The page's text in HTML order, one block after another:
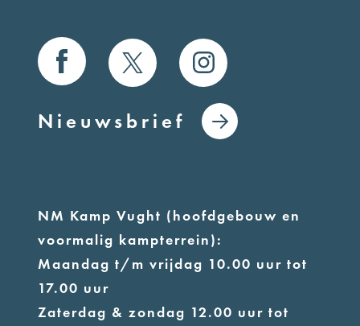
Nieuwsbrief
NM Kamp Vught (hoofdgebouw en
voormalig kampterrein):
Maandag t/m vrijdag 10.00 uur tot
17.00 uur
Zaterdag & zondag 12.00 uur tot